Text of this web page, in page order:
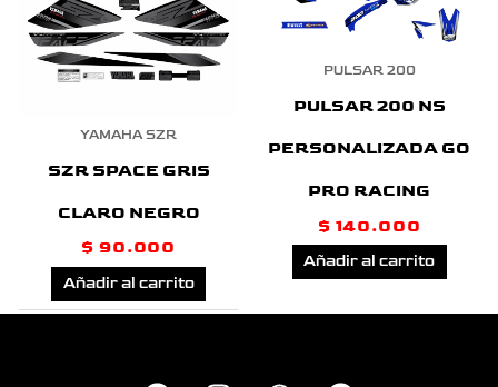
YAMAHA SZR
SZR SPACE GRIS
CLARO NEGRO
$ 90.000
Añadir al carrito
PULSAR 200
PULSAR 200 NS
PERSONALIZADA GO
PRO RACING
$ 140.000
Añadir al carrito